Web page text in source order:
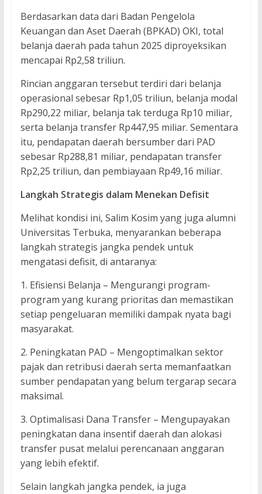
Berdasarkan data dari Badan Pengelola
Keuangan dan Aset Daerah (BPKAD) OKI, total
belanja daerah pada tahun 2025 diproyeksikan
mencapai Rp2,58 triliun.
Rincian anggaran tersebut terdiri dari belanja
operasional sebesar Rp1,05 triliun, belanja modal
Rp290,22 miliar, belanja tak terduga Rp10 miliar,
serta belanja transfer Rp447,95 miliar. Sementara
itu, pendapatan daerah bersumber dari PAD
sebesar Rp288,81 miliar, pendapatan transfer
Rp2,25 triliun, dan pembiayaan Rp49,16 miliar.
Langkah Strategis dalam Menekan Defisit
Melihat kondisi ini, Salim Kosim yang juga alumni
Universitas Terbuka, menyarankan beberapa
langkah strategis jangka pendek untuk
mengatasi defisit, di antaranya:
1. Efisiensi Belanja – Mengurangi program-
program yang kurang prioritas dan memastikan
setiap pengeluaran memiliki dampak nyata bagi
masyarakat.
2. Peningkatan PAD – Mengoptimalkan sektor
pajak dan retribusi daerah serta memanfaatkan
sumber pendapatan yang belum tergarap secara
maksimal.
3. Optimalisasi Dana Transfer – Mengupayakan
peningkatan dana insentif daerah dan alokasi
transfer pusat melalui perencanaan anggaran
yang lebih efektif.
Selain langkah jangka pendek, ia juga